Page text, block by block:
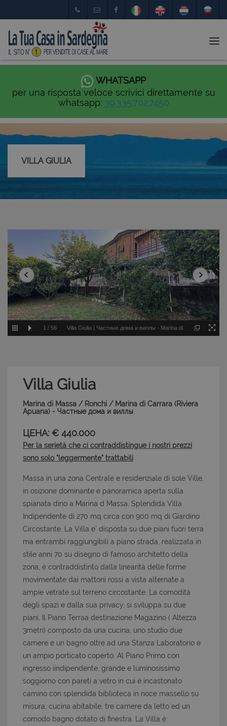
WHATSAPP
per una risposta veloce scrivici direttamente su
whatsapp: 39.335.702.7450
VILLA GIULIA
1 / 56 Villa Giulia | Частные дома и виллы - Marina di
Villa Giulia
Marina di Massa / Ronchi / Marina di Carrara (Riviera
Apuana) - Частные дома и виллы
ЦЕНА: € 440.000
Per la serietà che ci contraddistingue i nostri prezzi
sono solo "leggermente" trattabili
Massa in una zona Centrale e residenziale di sole Ville,
in osizione dominante e panoramica aperta sulla
spianata dino a Marina d Massa, Splendida Villa
Indipendente di 270 mq circa con 900 mq di Giardino
Circostante. La Villa e' disposta su due piani fuori terra
ma entrambi raggiungibili a piano strada, realizzata in
stile anni 70 su disegno di famoso architetto della
zona, è contraddistinto dalla linearità delle forme
movimentate dai mattoni rossi a vista alternate a
ampie vetrate sul terreno circostante. La comodità
degli spazi e dalla sua privacy, si sviluppa su due
piani, Il Piano Terraa destinazione Magazino ( Altezza
3metri) composto da una cucina, uno studio due
camere e un bagno oltre ad una Stanza Laboratorio e
un ampio porticato coperto. Al Piano Primo con
ingresso iindipendente, grande e luminosissimo
soggiorno con pareti a vetro in cui è incastonato
camino con splendida biblioteca in noce massello su
misura, cucina abitabile, tre camere da letto ed un
comodo bagno dotato di finestra. La Villa è